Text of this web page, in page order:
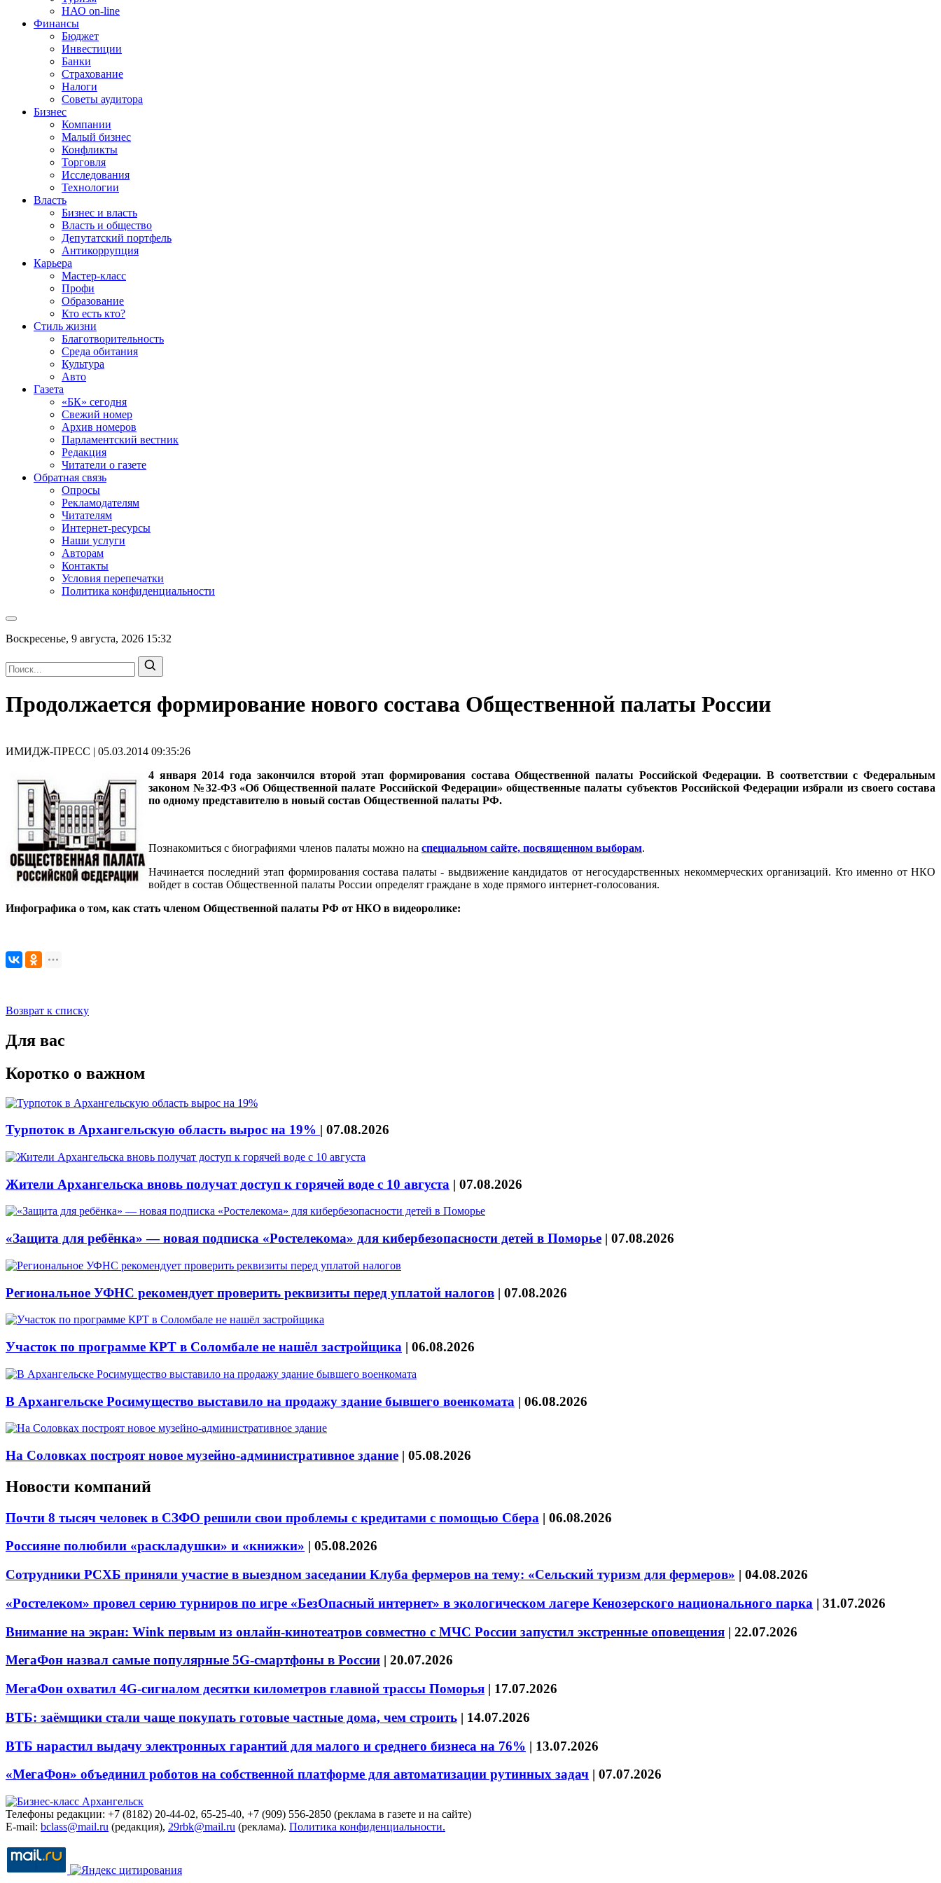
НАО on-line
Финансы
Бюджет
Инвестиции
Банки
Страхование
Налоги
Советы аудитора
Бизнес
Компании
Малый бизнес
Конфликты
Торговля
Исследования
Технологии
Власть
Бизнес и власть
Власть и общество
Депутатский портфель
Антикоррупция
Карьера
Мастер-класс
Профи
Образование
Кто есть кто?
Стиль жизни
Благотворительность
Среда обитания
Культура
Авто
Газета
«БК» сегодня
Свежий номер
Архив номеров
Парламентский вестник
Редакция
Читатели о газете
Обратная связь
Опросы
Рекламодателям
Читателям
Интернет-ресурсы
Наши услуги
Авторам
Контакты
Условия перепечатки
Политика конфиденциальности
Воскресенье, 9 августа, 2026 15:32
Продолжается формирование нового состава Общественной палаты России
ИМИДЖ-ПРЕСС | 05.03.2014 09:35:26
4 января 2014 года закончился второй этап формирования состава Общественной палаты Российской Федерации. В соответствии с Федеральным
законом №32-ФЗ «Об Общественной палате Российской Федерации» общественные палаты субъектов Российской Федерации избрали из своего состава
по одному представителю в новый состав Общественной палаты РФ.
Познакомиться с биографиями членов палаты можно на специальном сайте, посвященном выборам.
Начинается последний этап формирования состава палаты - выдвижение кандидатов от негосударственных некоммерческих организаций. Кто именно от НКО
войдет в состав Общественной палаты России определят граждане в ходе прямого интернет-голосования.
Инфографика о том, как стать членом Общественной палаты РФ от НКО в видеоролике:
Возврат к списку
Для вас
Коротко о важном
Турпоток в Архангельскую область вырос на 19% | 07.08.2026
Жители Архангельска вновь получат доступ к горячей воде с 10 августа | 07.08.2026
«Защита для ребёнка» — новая подписка «Ростелекома» для кибербезопасности детей в Поморье | 07.08.2026
Региональное УФНС рекомендует проверить реквизиты перед уплатой налогов | 07.08.2026
Участок по программе КРТ в Соломбале не нашёл застройщика | 06.08.2026
В Архангельске Росимущество выставило на продажу здание бывшего военкомата | 06.08.2026
На Соловках построят новое музейно-административное здание | 05.08.2026
Новости компаний
Почти 8 тысяч человек в СЗФО решили свои проблемы с кредитами с помощью Сбера | 06.08.2026
Россияне полюбили «раскладушки» и «книжки» | 05.08.2026
Сотрудники РСХБ приняли участие в выездном заседании Клуба фермеров на тему: «Сельский туризм для фермеров» | 04.08.2026
«Ростелеком» провел серию турниров по игре «БезОпасный интернет» в экологическом лагере Кенозерского национального парка | 31.07.2026
Внимание на экран: Wink первым из онлайн-кинотеатров совместно с МЧС России запустил экстренные оповещения | 22.07.2026
МегаФон назвал самые популярные 5G-смартфоны в России | 20.07.2026
МегаФон охватил 4G-сигналом десятки километров главной трассы Поморья | 17.07.2026
ВТБ: заёмщики стали чаще покупать готовые частные дома, чем строить | 14.07.2026
ВТБ нарастил выдачу электронных гарантий для малого и среднего бизнеса на 76% | 13.07.2026
«МегаФон» объединил роботов на собственной платформе для автоматизации рутинных задач | 07.07.2026
Телефоны редакции: +7 (8182) 20-44-02, 65-25-40, +7 (909) 556-2850 (реклама в газете и на сайте)
E-mail: bclass@mail.ru (редакция), 29rbk@mail.ru (реклама). Политика конфиденциальности.